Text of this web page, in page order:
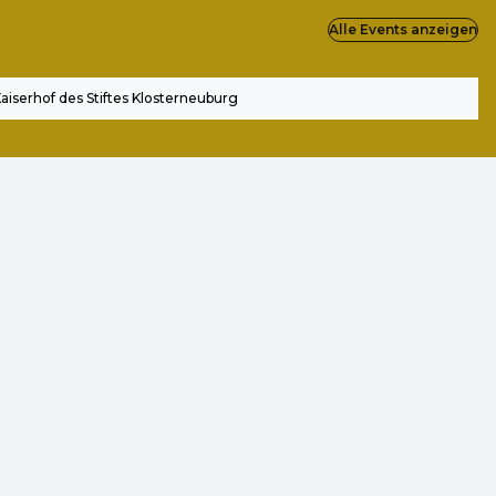
des Stiftes Klosterneuburg
Alle Events anzeigen